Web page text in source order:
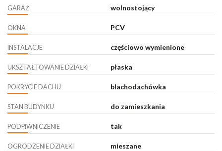
GARAŻ wolnostojący
OKNA PCV
INSTALACJE częściowo wymienione
UKSZTAŁTOWANIE DZIAŁKI płaska
POKRYCIE DACHU blachodachówka
STAN BUDYNKU do zamieszkania
PODPIWNICZENIE tak
OGRODZENIE DZIAŁKI mieszane